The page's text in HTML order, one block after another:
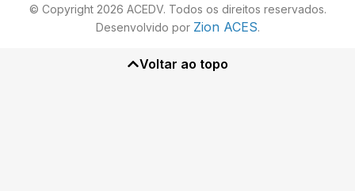
© Copyright 2026 ACEDV. Todos os direitos reservados.
Desenvolvido por Zion ACES.
Voltar ao topo